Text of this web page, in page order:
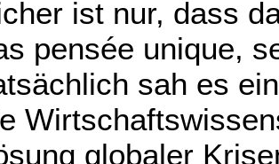
ist nur, dass
pensée unique,
sah es
globaler